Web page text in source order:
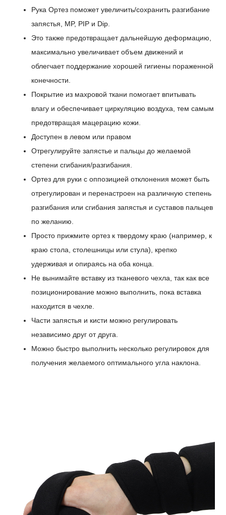
Рука Ортез поможет увеличить/сохранить разгибание
запястья, MP, PIP и Dip.
Это также предотвращает дальнейшую деформацию,
максимально увеличивает объем движений и
облегчает поддержание хорошей гигиены пораженной
конечности.
Покрытие из махровой ткани помогает впитывать
влагу и обеспечивает циркуляцию воздуха, тем самым
предотвращая мацерацию кожи.
Доступен в левом или правом
Отрегулируйте запястье и пальцы до желаемой
степени сгибания/разгибания.
Ортез для руки с оппозицией отклонения может быть
отрегулирован и перенастроен на различную степень
разгибания или сгибания запястья и суставов пальцев
по желанию.
Просто прижмите ортез к твердому краю (например, к
краю стола, столешницы или стула), крепко
удерживая и опираясь на оба конца.
Не вынимайте вставку из тканевого чехла, так как все
позиционирование можно выполнить, пока вставка
находится в чехле.
Части запястья и кисти можно регулировать
независимо друг от друга.
Можно быстро выполнить несколько регулировок для
получения желаемого оптимального угла наклона.